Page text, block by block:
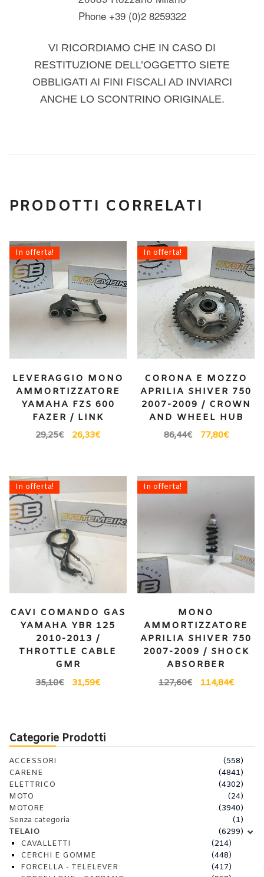
Phone +39 (0)2 8259322
VI RICORDIAMO CHE IN CASO DI
RESTITUZIONE DELL’OGGETTO SIETE
OBBLIGATI AI FINI FISCALI AD INVIARCI
ANCHE LO SCONTRINO ORIGINALE.
PRODOTTI CORRELATI
In offerta!
LEVERAGGIO MONO
AMMORTIZZATORE
YAMAHA FZS 600
FAZER / LINK
29,25€ 26,33€
In offerta!
CORONA E MOZZO
APRILIA SHIVER 750
2007-2009 / CROWN
AND WHEEL HUB
86,44€ 77,80€
In offerta!
CAVI COMANDO GAS
YAMAHA YBR 125
2010-2013 /
THROTTLE CABLE
GMR
35,10€ 31,59€
In offerta!
MONO
AMMORTIZZATORE
APRILIA SHIVER 750
2007-2009 / SHOCK
ABSORBER
127,60€ 114,84€
Categorie Prodotti
ACCESSORI
(558)
CARENE
(4841)
ELETTRICO
(4302)
MOTO
(24)
MOTORE
(3940)
Senza categoria
(1)
TELAIO
(6299)
CAVALLETTI
(214)
CERCHI E GOMME
(448)
FORCELLA - TELELEVER
(417)